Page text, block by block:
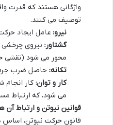
واژگانی هستند که قدرت
توصیف می کنند.
نیرو:عامل ایجاد
گشتاور: نیروی
محور می شود (نقشی
تکانه: حاصل ضرب جرم
کار و توان: کار انجام
می شود، که ارتباط
قوانین نیوتن و ارتباط آن
قانون حرکت نیوتن،